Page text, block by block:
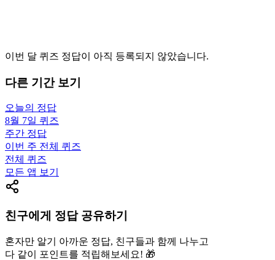
이번 달 퀴즈 정답이 아직 등록되지 않았습니다.
다른 기간 보기
오늘의 정답
8월 7일 퀴즈
주간 정답
이번 주 전체 퀴즈
전체 퀴즈
모든 앱 보기
친구에게 정답 공유하기
혼자만 알기 아까운 정답, 친구들과 함께 나누고
다 같이 포인트를 적립해보세요! 🎁